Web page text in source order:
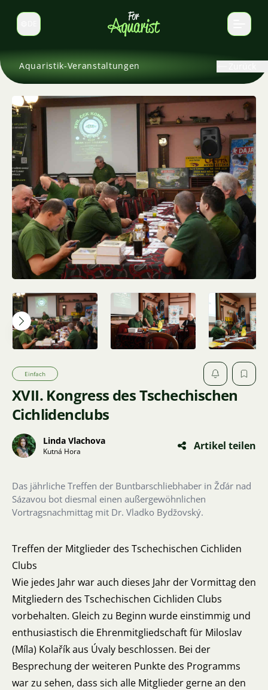
Sprache wechseln
Aquaristik-Veranstaltungen
XVII. Kongress des Tschechischen
Cichlidenclubs
Einfach
Linda Vlachova
Kutná Hora Artikel teilen
Das jährliche Treffen der Buntbarschliebhaber in Žďár nad
Sázavou bot diesmal einen außergewöhnlichen
Vortragsnachmittag mit Dr. Vladko Bydžovský.
Treffen der Mitglieder des Tschechischen Cichliden
Clubs
Wie jedes Jahr war auch dieses Jahr der Vormittag den
Mitgliedern des Tschechischen Cichliden Clubs
vorbehalten. Gleich zu Beginn wurde einstimmig und
enthusiastisch die Ehrenmitgliedschaft für Miloslav
(Míla) Kolařík aus Úvaly beschlossen. Bei der
Besprechung der weiteren Punkte des Programms
war zu sehen, dass sich alle Mitglieder gerne an den